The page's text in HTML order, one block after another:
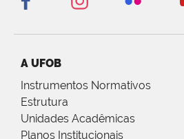
A UFOB
Instrumentos Normativos
Estrutura
Unidades Acadêmicas
Planos Institucionais